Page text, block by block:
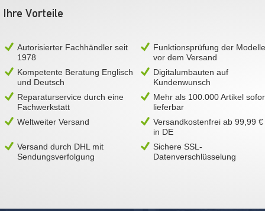
Ihre Vorteile
Autorisierter Fachhändler seit
1978
Funktionsprüfung der Modelle
vor dem Versand
Kompetente Beratung Englisch
und Deutsch
Digitalumbauten auf
Kundenwunsch
Reparaturservice durch eine
Fachwerkstatt
Mehr als 100.000 Artikel
lieferbar
Weltweiter Versand
Versandkostenfrei ab 99,99 €
in DE
Versand durch DHL mit
Sendungsverfolgung
Sichere SSL-
Datenverschlüsselung